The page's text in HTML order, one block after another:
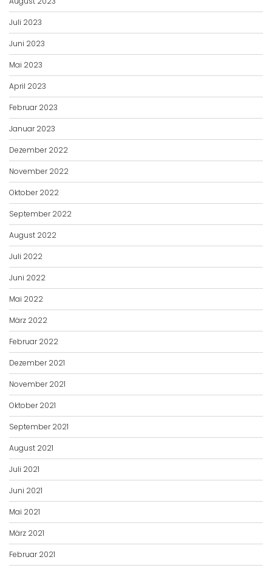
Juli 2023
Juni 2023
Mai 2023
April 2023
Februar 2023
Januar 2023
Dezember 2022
November 2022
Oktober 2022
September 2022
August 2022
Juli 2022
Juni 2022
Mai 2022
März 2022
Februar 2022
Dezember 2021
November 2021
Oktober 2021
September 2021
August 2021
Juli 2021
Juni 2021
Mai 2021
März 2021
Februar 2021